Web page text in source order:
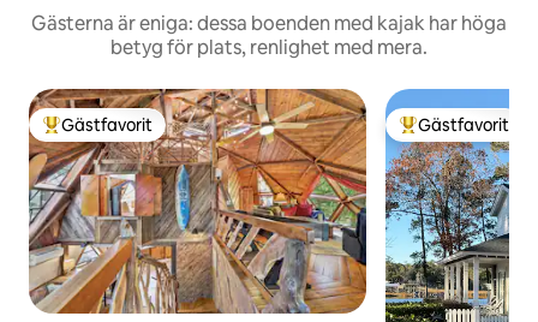
Gästerna är eniga: dessa boenden med kajak har höga
betyg för plats, renlighet med mera.
Populär gästfavorit
Gästfavorit Populär
Gästfavorit